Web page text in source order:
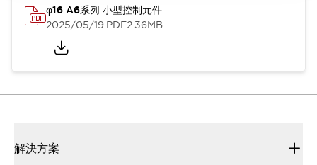
φ16 A6系列 小型控制元件
2025/05/19.PDF2.36MB
解決方案